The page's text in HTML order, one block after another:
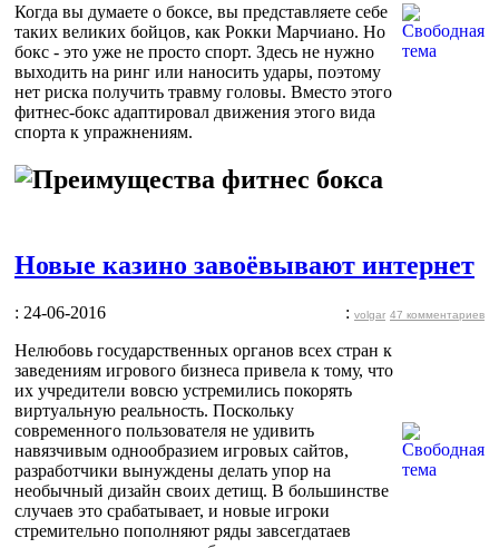
Когда вы думаете о боксе, вы представляете себе
таких великих бойцов, как Рокки Марчиано. Но
бокс - это уже не просто спорт. Здесь не нужно
выходить на ринг или наносить удары, поэтому
нет риска получить травму головы. Вместо этого
фитнес-бокс адаптировал движения этого вида
спорта к упражнениям.
Новые казино завоёвывают интернет
: 24-06-2016 : volgar 47 комментариев
Нелюбовь государственных органов всех стран к
заведениям игрового бизнеса привела к тому, что
их учредители вовсю устремились покорять
виртуальную реальность. Поскольку
современного пользователя не удивить
навязчивым однообразием игровых сайтов,
разработчики вынуждены делать упор на
необычный дизайн своих детищ. В большинстве
случаев это срабатывает, и новые игроки
стремительно пополняют ряды завсегдатаев